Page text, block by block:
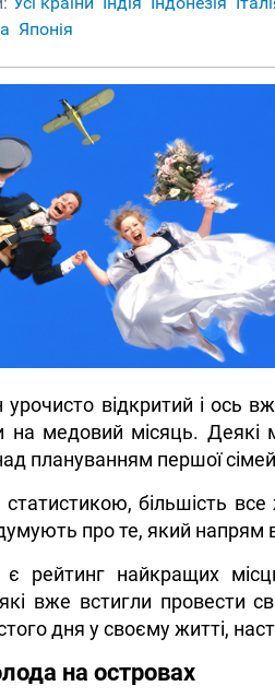
Японія
урочисто відкритий і ось
на медовий місяць. Деякі
плануванням першої
статистикою, більшість
про те, який напрям
рейтинг найкращих
вже встигли провести
дня у своєму житті,
на островах